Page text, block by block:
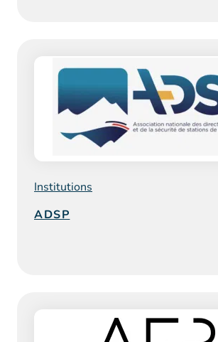
Institutions
ADSP